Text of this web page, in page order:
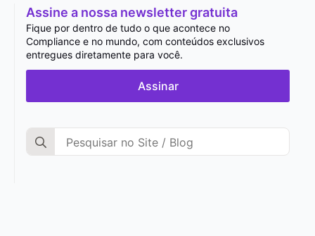
Assine a nossa newsletter gratuita
Fique por dentro de tudo o que acontece no
Compliance e no mundo, com conteúdos exclusivos
entregues diretamente para você.
Assinar
Search
for: